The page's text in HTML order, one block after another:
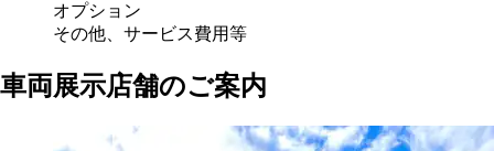
オプション
その他、サービス費用等
車両展示店舗のご案内